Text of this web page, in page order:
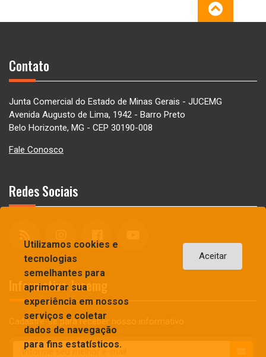
Contato
Junta Comercial do Estado de Minas Gerais - JUCEMG
Avenida Augusto de Lima, 1942 - Barro Preto
Belo Horizonte, MG - CEP 30190-008
Fale Conosco
Redes Sociais
Informativo Jucemg
Cadastre-se para receber nosso informativo
Utilizamos cookies e
tecnologias
semelhantes para
aprimorar sua
experiência em nossos
serviços e coletar
dados de navegação
para fins estatísticos.
Aceitar